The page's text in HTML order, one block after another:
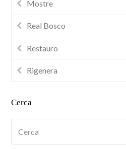
Mostre
Real Bosco
Restauro
Rigenera
Cerca